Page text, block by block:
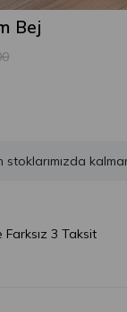
Bej
stoklarımızda
3 Taksit